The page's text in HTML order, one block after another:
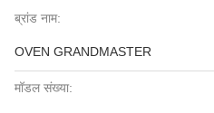
ब्रांड नाम:
OVEN GRANDMASTER
मॉडल संख्या: